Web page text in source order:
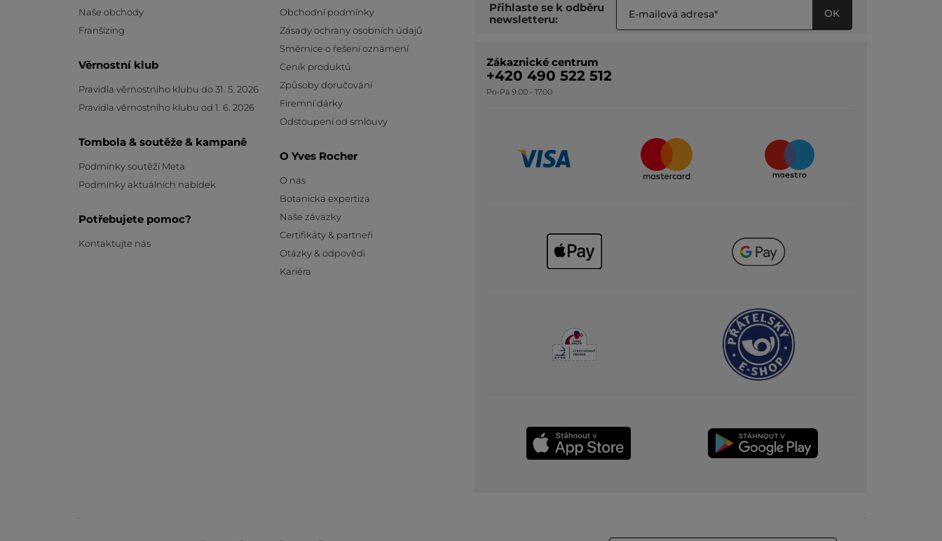
Naše obchody
Franšízing
Věrnostní klub
Pravidla věrnostního klubu do 31. 5. 2026
Pravidla věrnostního klubu od 1. 6. 2026
Tombola & soutěže & kampaně
Podmínky soutěží Meta
Podmínky aktuálních nabídek
Potřebujete pomoc?
Kontaktujte nás
Obchodní podmínky
Zásady ochrany osobních údajů
Směrnice o řešení oznámení
Ceník produktů
Způsoby doručování
Firemní dárky
Odstoupení od smlouvy
O Yves Rocher
O nás
Botanická expertiza
Naše závazky
Certifikáty & partneři
Otázky & odpovědi
Kariéra
Přihlaste se k odběru
newsletteru:
OK
Zákaznické centrum
+420 490 522 512
Po-Pá 9.00 - 17.00